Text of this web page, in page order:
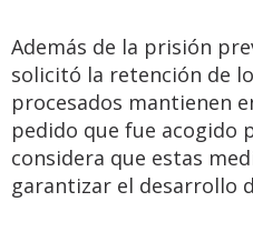
Además de la prisión
solicitó la retención de
procesados mantienen
pedido que fue acogido
considera que estas
garantizar el desarrollo